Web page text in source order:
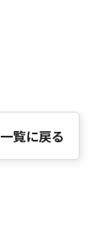
一覧に戻る